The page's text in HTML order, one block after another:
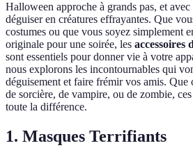
Halloween approche à grands pas, et
déguiser en créatures effrayantes. Que
costumes ou que vous soyez simplement
originale pour une soirée, les accessoires
sont essentiels pour donner vie à votre
nous explorons les incontournables qui
déguisement et faire frémir vos amis. Que
de sorcière, de vampire, ou de zombie,
toute la différence.
1. Masques Terrifiants